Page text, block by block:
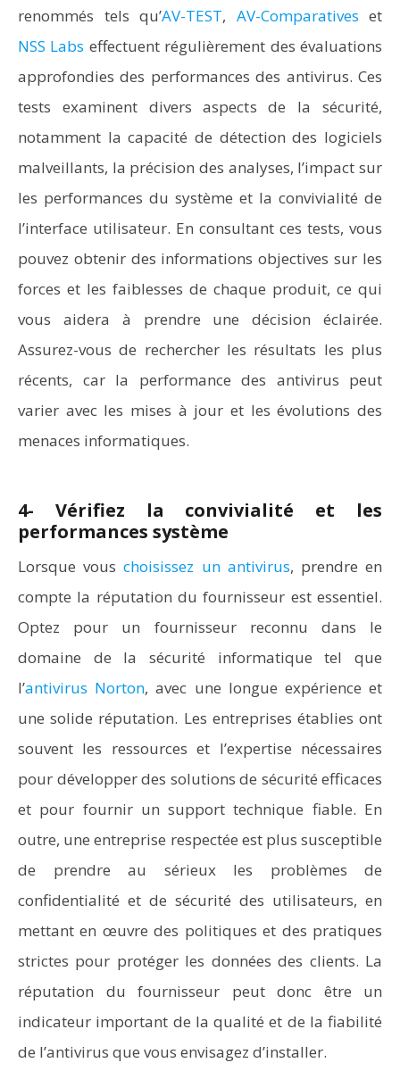
renommés tels qu’AV-TEST, AV-Comparatives et
NSS Labs effectuent régulièrement des évaluations
approfondies des performances des antivirus. Ces
tests examinent divers aspects de la sécurité,
notamment la capacité de détection des logiciels
malveillants, la précision des analyses, l’impact sur
les performances du système et la convivialité de
l’interface utilisateur. En consultant ces tests, vous
pouvez obtenir des informations objectives sur les
forces et les faiblesses de chaque produit, ce qui
vous aidera à prendre une décision éclairée.
Assurez-vous de rechercher les résultats les plus
récents, car la performance des antivirus peut
varier avec les mises à jour et les évolutions des
menaces informatiques.
4- Vérifiez la convivialité et les
performances système
Lorsque vouschoisissez un antivirus, prendre en
compte la réputation du fournisseur est essentiel.
Optez pour un fournisseur reconnu dans le
domaine de la sécurité informatique tel que
l’antivirus Norton, avec une longue expérience et
une solide réputation. Les entreprises établies ont
souvent les ressources et l’expertise nécessaires
pour développer des solutions de sécurité efficaces
et pour fournir un support technique fiable. En
outre, une entreprise respectée est plus susceptible
de prendre au sérieux les problèmes de
confidentialité et de sécurité des utilisateurs, en
mettant en œuvre des politiques et des pratiques
strictes pour protéger les données des clients. La
réputation du fournisseur peut donc être un
indicateur important de la qualité et de la fiabilité
de l’antivirus que vous envisagez d’installer.